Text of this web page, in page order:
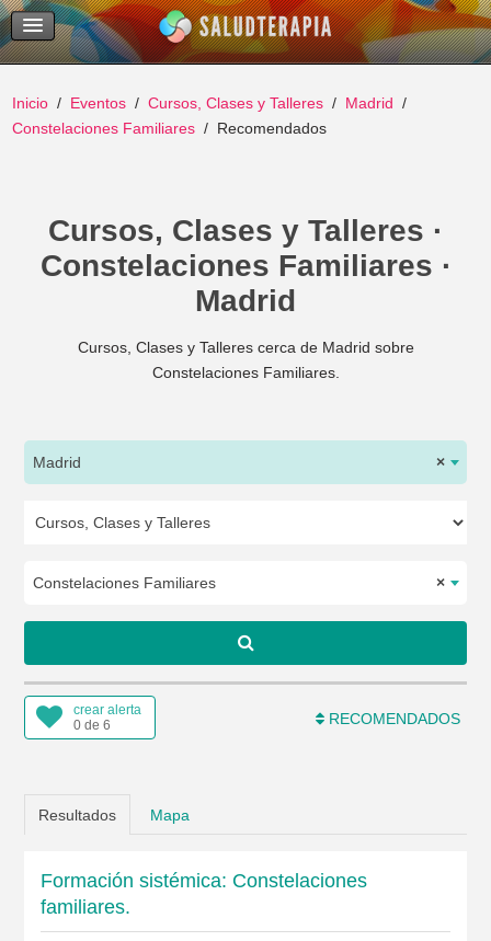
Temas Recientes
Buscar
Inicio Eventos Cursos, Clases y Talleres
Madrid
Constelaciones Familiares
Recomendados
Cursos, Clases y Talleres ·
Constelaciones Familiares ·
Madrid
Cursos, Clases y Talleres cerca de Madrid sobre
Constelaciones Familiares.
×
Madrid
×
Constelaciones Familiares
crear alerta
0 de 6
RECOMENDADOS
Resultados Mapa
Formación sistémica: Constelaciones
familiares.